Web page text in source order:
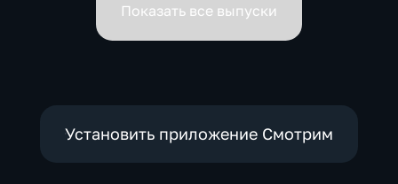
Показать все выпуски
Установить приложение Смотрим